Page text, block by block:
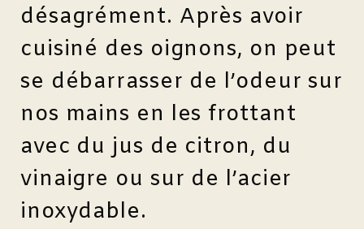
désagrément. Après avoir
cuisiné des oignons, on peut
se débarrasser de l’odeur sur
nos mains en les frottant
avec du jus de citron, du
vinaigre ou sur de l’acier
inoxydable.